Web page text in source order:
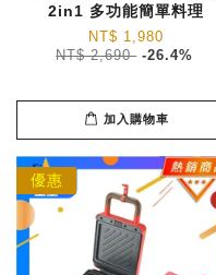
2in1 多功能簡單料理
NT$ 1,980
NT$ 2,690 -26.4%
加入購物車
優惠